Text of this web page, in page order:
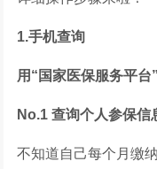
1.手机查询
用“国家医保服务平台
No.1 查询个人参保信
不知道自己每个月缴